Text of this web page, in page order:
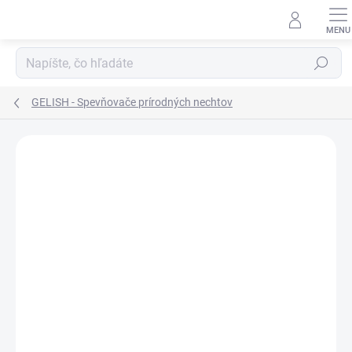
Hľadať
GELISH - Spevňovače prírodných nechtov